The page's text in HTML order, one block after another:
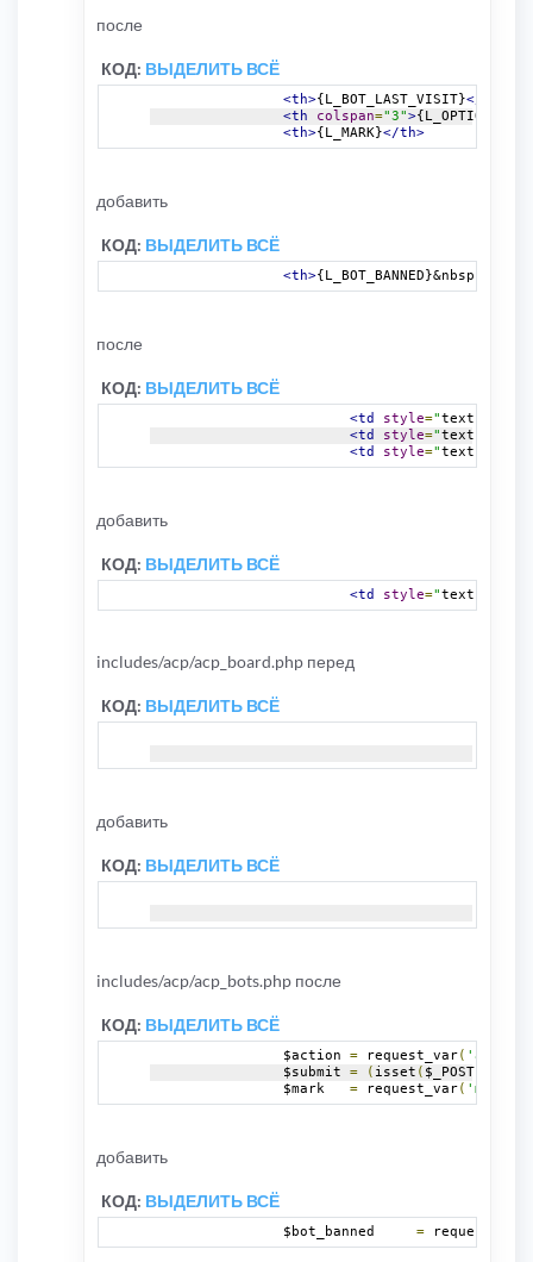
после
КОД: ВЫДЕЛИТЬ ВСЁ
<th>{L_BOT_LAST_VISIT}</th>
<th
colspan="3">{L_OPTIONS}
<th>{L_MARK}</th>
добавить
КОД: ВЫДЕЛИТЬ ВСЁ
<th>{L_BOT_BANNED}&nbsp;[
после
КОД: ВЫДЕЛИТЬ ВСЁ
<td style="text
<td
style="text
<td
style="text
добавить
КОД: ВЫДЕЛИТЬ ВСЁ
<td style="text
includes/acp/acp_board.php перед
КОД: ВЫДЕЛИТЬ ВСЁ
добавить
КОД: ВЫДЕЛИТЬ ВСЁ
includes/acp/acp_bots.php после
КОД: ВЫДЕЛИТЬ ВСЁ
		$action
= request_var( 'action'
		$submit
= ( isset ( $_POST
= request_var( 'mark'
добавить
КОД: ВЫДЕЛИТЬ ВСЁ
= request_var